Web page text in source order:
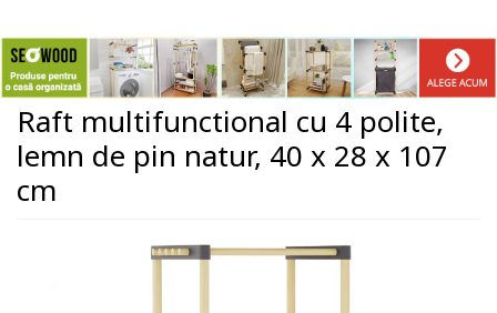
Raft multifunctional cu 4 polite,
lemn de pin natur, 40 x 28 x 107
cm